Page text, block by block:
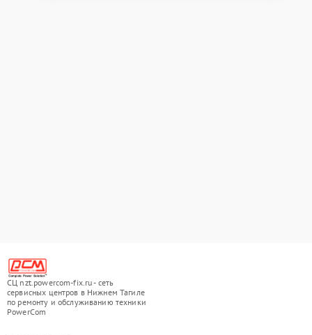
СЦ nzt.powercom-fix.ru - сеть
сервисных центров в Нижнем Тагиле
по ремонту и обслуживанию техники
PowerCom